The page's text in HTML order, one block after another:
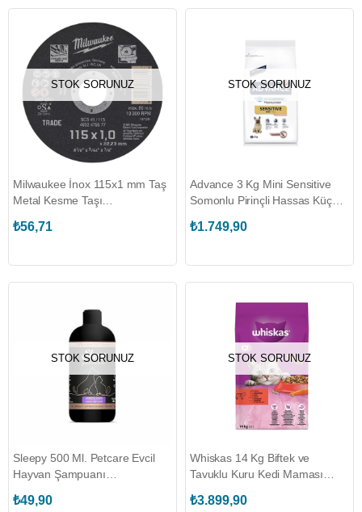
STOK SORUNUZ
Milwaukee İnox 115x1 mm Taş
Metal Kesme Taşı
₺56,71
STOK SORUNUZ
Advance 3 Kg Mini Sensitive
Somonlu Pirinçli Hassas Küçük
(ADV.03)
₺1.749,90
STOK SORUNUZ
Sleepy 500 Ml. Petcare Evcil
Hayvan Şampuanı
₺49,90
STOK SORUNUZ
Whiskas 14 Kg Biftek ve
Tavuklu Kuru Kedi Maması
₺3.899,90